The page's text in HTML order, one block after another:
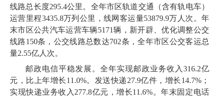
线路总长度295.4公里。全年市区轨道交通（含有轨电车）
运营里程3435.8万列公里，线网客运量53879.9万人次。年
末市区公共汽车运营车辆5171辆，新开辟、优化调整公交
线路150条，公交线路总数达702条，全年市区公交客运总
量2.55亿人次。
邮政电信平稳发展。全年实现邮政业务收入 316.2亿
元，比上年增长11 .0%。发送快递27.9亿件，增长14.7%；
实现快递业务收入 277.8亿元，增长11 .6%。年末固定电话